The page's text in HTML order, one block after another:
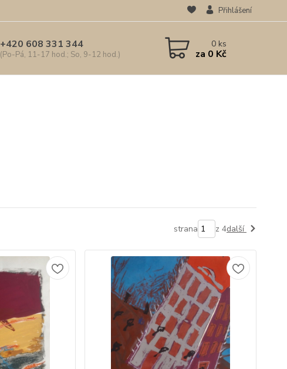
Přihlášení
+420 608 331 344
(Po-Pá, 11-17 hod.; So, 9-12 hod.)
0ks
za 0 Kč
strana z 4další